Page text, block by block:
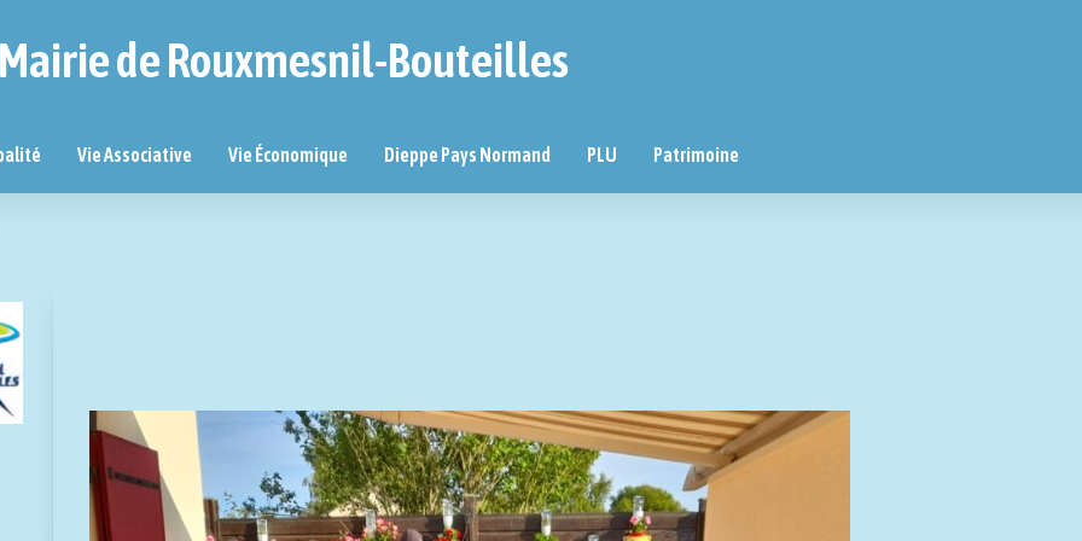
Mairie de Rouxmesnil-Bouteilles
Vie Associative Vie Économique Dieppe Pays Normand PLU Patrimoine